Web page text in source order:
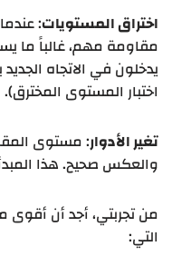
اختراق المستويات:
مقاومة مهم، غالباً ما
يدخلون في الاتجاه
اختبار المستوى المخترق).
تغير الأدوار: مستوى
والعكس صحيح. هذا
من تجربتي، أجد أن
التي: